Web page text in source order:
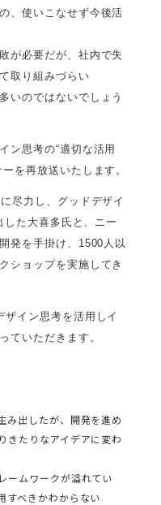
、使いこなせず今後活
が必要だが、社内で失
取り組みづらい
いのではないでしょう
ン思考の“適切な活用
を再放送いたします。
尽力し、グッドデザイ
た大喜多氏と、ニー
発を手掛け、1500人以
ショップを実施してき
ザイン思考を活用しイ
ていただきます。
み出したが、開発を進め
きたりなアイデアに変わ
ームワークが溢れてい
すべきかわからない